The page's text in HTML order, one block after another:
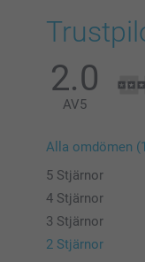
2.0
AV5
Alla omdömen
5 Stjärnor
4 Stjärnor
3 Stjärnor
2 Stjärnor